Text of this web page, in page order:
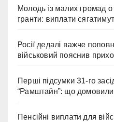
Молодь із малих громад
гранти: виплати
Росії дедалі важче
військовий пояснив
Перші підсумки 31-го
“Рамштайн”: що
Пенсійні виплати для